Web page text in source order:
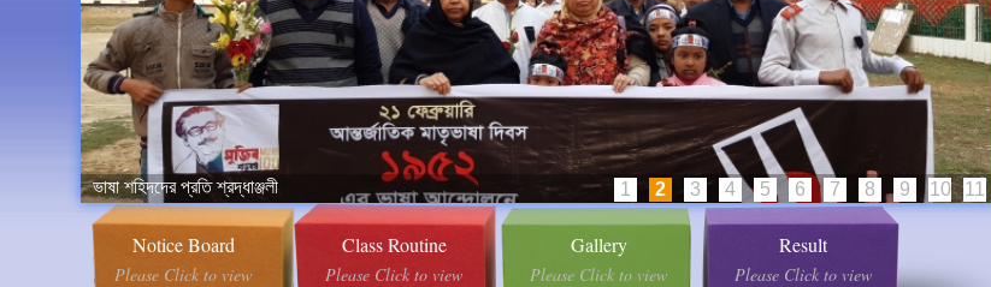
ভাষা শহিদদের প্রতি শ্রদ্ধাঞ্জলী 1 2 3 4 5 6 7 8 9 10 11
Notice Board
Please Click to view
Class Routine
Please Click to view
Gallery
Please Click to view
Result
Please Click to view